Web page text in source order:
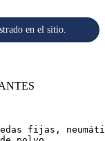
en el sitio.
fijas,